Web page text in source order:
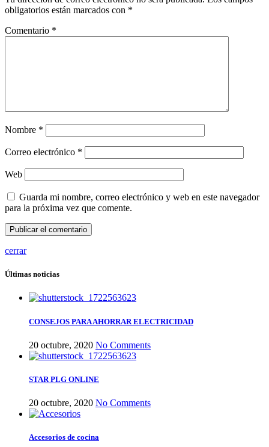
obligatorios están marcados con *
Comentario *
Nombre *
Correo electrónico *
Web
Guarda mi nombre, correo electrónico y web en este navegador
para la próxima vez que comente.
cerrar
Últimas noticias
CONSEJOS PARA AHORRAR ELECTRICIDAD
20 octubre, 2020 No Comments
STAR PLG ONLINE
20 octubre, 2020 No Comments
Accesorios de cocina